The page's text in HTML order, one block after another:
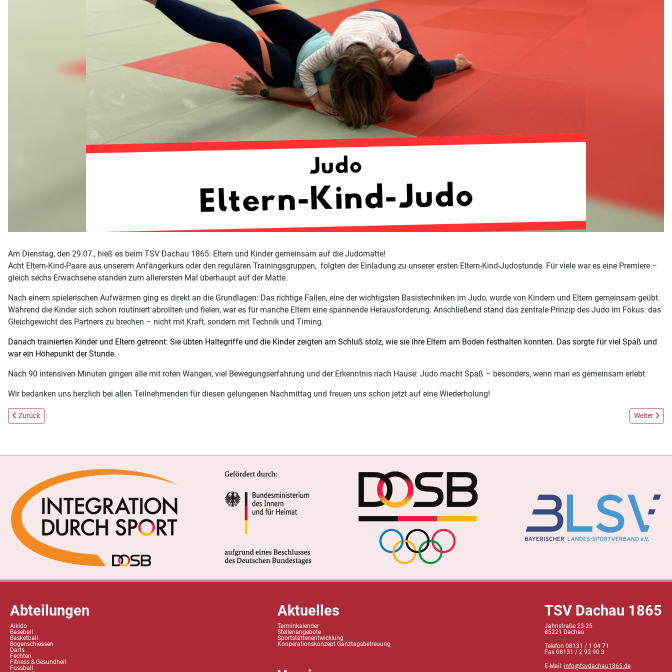
Am Dienstag, den 29.07., hieß es beim TSV Dachau 1865: Eltern und Kinder gemeinsam auf die Judomatte!
Acht Eltern-Kind-Paare aus unserem Anfängerkurs oder den regulären Trainingsgruppen, folgten der Einladung zu unserer ersten Eltern-Kind-Judostunde. Für viele war es eine Premiere –
gleich sechs Erwachsene standen zum allerersten Mal überhaupt auf der Matte.
Nach einem spielerischen Aufwärmen ging es direkt an die Grundlagen: Das richtige Fallen, eine der wichtigsten Basistechniken im Judo, wurde von Kindern und Eltern gemeinsam geübt.
Während die Kinder sich schon routiniert abrollten und fielen, war es für manche Eltern eine spannende Herausforderung. Anschließend stand das zentrale Prinzip des Judo im Fokus: das
Gleichgewicht des Partners zu brechen – nicht mit Kraft, sondern mit Technik und Timing.
Danach trainierten Kinder und Eltern getrennt: Sie übten Haltegriffe und die Kinder zeigten am Schluß stolz, wie sie ihre Eltern am Boden festhalten konnten. Das sorgte für viel Spaß und
war ein Höhepunkt der Stunde.
Nach 90 intensiven Minuten gingen alle mit roten Wangen, viel Bewegungserfahrung und der Erkenntnis nach Hause: Judo macht Spaß – besonders, wenn man es gemeinsam erlebt.
Wir bedanken uns herzlich bei allen Teilnehmenden für diesen gelungenen Nachmittag und freuen uns schon jetzt auf eine Wiederholung!
Vorheriger Beitrag: TSV Dachau 1865 beim 3. Schwabenpokal in Donauwörth
Zurück Nächster
Weiter
Abteilungen
Aikido
Baseball
Basketball
Bogenschiessen
Darts
Fechten
Fitness & Gesundheit
Fussball
Aktuelles
Terminkalender
Stellenangebote
Sportstättenentwicklung
Kooperationskonzept Ganztagsbetreuung
TSV Dachau 1865
Jahnstraße 23-25
85221 Dachau
Telefon 08131 / 1 04 71
Fax 08131 / 2 92 90 3
E-Mail: info@tsvdachau1865.de